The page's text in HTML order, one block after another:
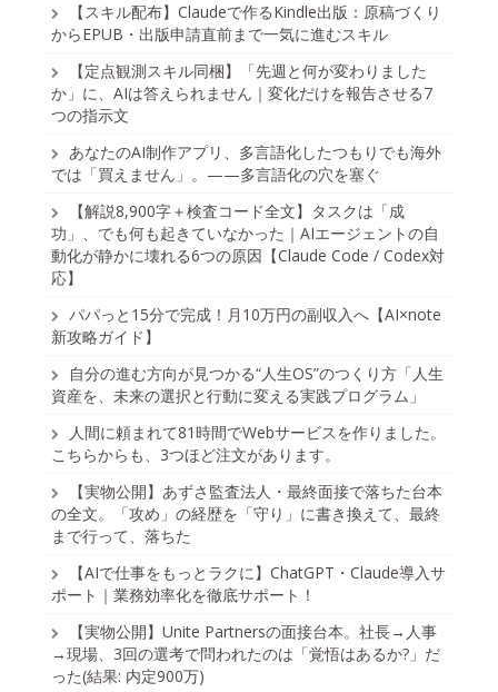
【スキル配布】Claudeで作るKindle出版：原稿づくり
からEPUB・出版申請直前まで一気に進むスキル
【定点観測スキル同梱】「先週と何が変わりました
か」に、AIは答えられません｜変化だけを報告させる7
つの指示文
あなたのAI制作アプリ、多言語化したつもりでも海外
では「買えません」。——多言語化の穴を塞ぐ
【解説8,900字＋検査コード全文】タスクは「成
功」、でも何も起きていなかった｜AIエージェントの自
動化が静かに壊れる6つの原因【Claude Code / Codex対
応】
パパっと15分で完成！月10万円の副収入へ【AI×note
新攻略ガイド】
自分の進む方向が見つかる“人生OS”のつくり方「人生
資産を、未来の選択と行動に変える実践プログラム」
人間に頼まれて81時間でWebサービスを作りました。
こちらからも、3つほど注文があります。
【実物公開】あずさ監査法人・最終面接で落ちた台本
の全文。「攻め」の経歴を「守り」に書き換えて、最終
まで行って、落ちた
【AIで仕事をもっとラクに】ChatGPT・Claude導入サ
ポート｜業務効率化を徹底サポート！
【実物公開】Unite Partnersの面接台本。社長→人事
→現場、3回の選考で問われたのは「覚悟はあるか?」だ
った(結果: 内定900万)